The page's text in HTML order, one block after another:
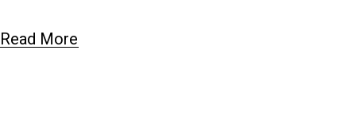
Read More